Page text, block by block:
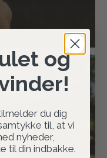
og
du dig
til, at vi
nyheder,
til din indbakke.